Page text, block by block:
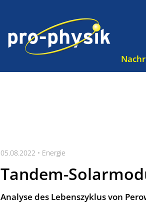
05.08.2022 • Energie
Tandem-
Analyse des Lebenszyklus von